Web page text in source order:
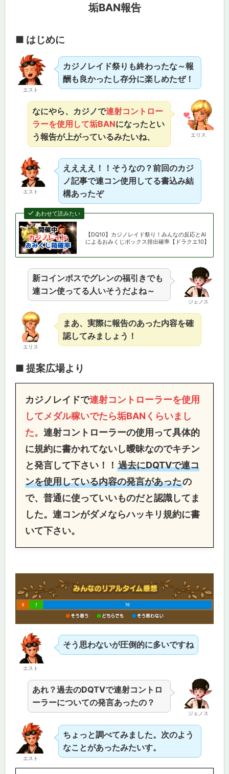
垢BAN報告
■ はじめに
エスト
カジノレイド祭りも終わったな～報
酬も良かったし存分に楽しめたぜ！
エリス
なにやら、カジノで連射コントロー
ラーを使用して垢BANになったとい
う報告が上がっているみたいね、
エスト
ええええ！！そうなの？前回のカジ
ノ記事で連コン使用してる書込み結
構あったぞ
あわせて読みたい
【DQ10】カジノレイド祭り！みんなの反応とAI
によるおみくじボックス排出確率【ドラクエ10】
ジェノス
新コインボスでグレンの福引きでも
連コン使ってる人いそうだよね～
エリス
まあ、実際に報告のあった内容を確
認してみましょう！
■ 提案広場より
カジノレイドで連射コントローラーを使用
してメダル稼いでたら垢BANくらいまし
た。 連射コントローラーの使用って具体的
に規約に書かれてないし曖昧なのでキチン
と発言して下さい！！ 過去にDQTVで連コ
ンを使用している内容の発言があったの
で、普通に使っていいものだと認識してま
した。連コンがダメならハッキリ規約に書
いて下さい。
エスト
そう思わないが圧倒的に多いですね
ジェノス
あれ？過去のDQTVで連射コントロ
ーラーについての発言あったの？
エスト
ちょっと調べてみました。次のよう
なことがあったみたいす。